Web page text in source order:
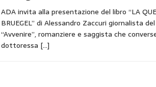
ADA invita alla presentazione del libro “LA
BRUEGEL” di Alessandro Zaccuri giornalista
“Avvenire”, romanziere e saggista che
dottoressa […]